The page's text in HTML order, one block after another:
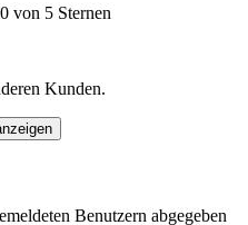
von 5 Sternen
Kunden.
Benutzern abgegeben